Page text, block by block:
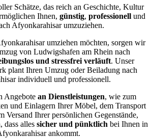
Schätze, das reich an Geschichte, Kultur
Ihnen, günstig, professionell und
Afyonkarahisar umzuziehen.
umziehen möchten, sorgen wir
von Ludwigshafen am Rhein nach
und stressfrei verläuft. Unser
plant Ihren Umzug oder Beiladung nach
individuell und professionell.
Angebotean Dienstleistungen, wie zum
und Einlagern Ihrer Möbel, dem Transport
Versand Ihrer persönlichen Gegenstände,
dass alles sicher und pünktlich bei Ihnen in
ankommt.